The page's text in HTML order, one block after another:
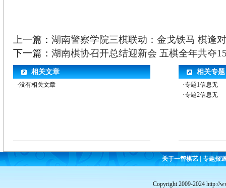
上一篇： 湖南警察学院三棋联动：金戈铁马 棋逢
下一篇： 湖南棋协召开总结迎新会 五棋全年共夺
相关文章
·没有相关文章
相关专题
·专题1信息无
·专题2信息无
关于一智棋艺 专题报
Copyright 2009-2024 http://